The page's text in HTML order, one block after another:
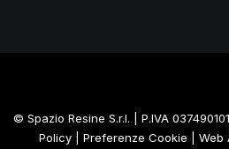
© Spazio Resine S.r.l. | P.IVA
Policy| Preferenze Cookie | Web